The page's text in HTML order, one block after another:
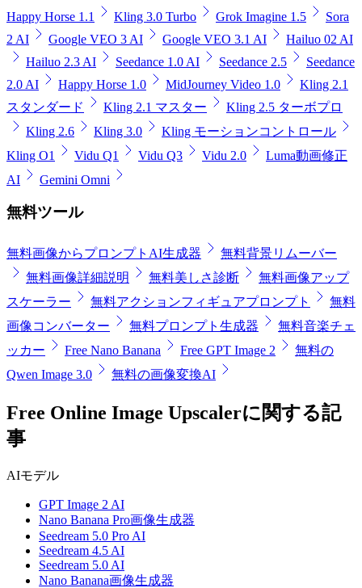
Happy Horse 1.1
Kling 3.0 Turbo Grok Imagine 1.5
Sora
2 AI
Google VEO 3 AI Google VEO 3.1 AI
Hailuo 02 AI
Hailuo 2.3 AI
Seedance 1.0 AI Seedance 2.5
Seedance
2.0 AI
Happy Horse 1.0 MidJourney Video 1.0
Kling 2.1
スタンダード
Kling 2.1 マスター
Kling 2.5 ターボプロ
Kling 2.6
Kling 3.0
Kling モーションコントロール
Kling O1
Vidu Q1 Vidu Q3 Vidu 2.0
Luma動画修正
AI
Gemini Omni
無料ツール
無料画像からプロンプトAI生成器
無料背景リムーバー
無料画像詳細説明
無料美しさ診断
無料画像アップ
スケーラー
無料アクションフィギュアプロンプト
無料
画像コンバーター
無料プロンプト生成器
無料音楽チェ
ッカー
Free Nano Banana Free GPT Image 2
無料の
Qwen Image 3.0
無料の画像変換AI
Free Online Image Upscalerに関する記
事
AIモデル
GPT Image 2 AI
Nano Banana Pro画像生成器
Seedream 5.0 Pro AI
Seedream 4.5 AI
Seedream 5.0 AI
Nano Banana画像生成器